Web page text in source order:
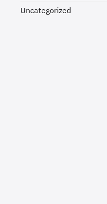
Uncategorized